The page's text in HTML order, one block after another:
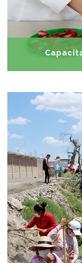
Impulsar la
mediante
de proyectos y
toma de
Brigadas
de líderes
política social
primavera • Día